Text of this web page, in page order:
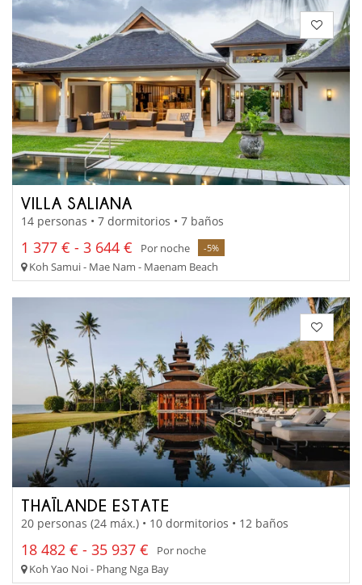
VILLA SALIANA
14 personas • 7 dormitorios • 7 baños
1 377 € - 3 644 € Por noche -5%
Koh Samui - Mae Nam - Maenam Beach
THAÏLANDE ESTATE
20 personas (24 máx.) • 10 dormitorios • 12 baños
18 482 € - 35 937 €
Por noche
Koh Yao Noi - Phang Nga Bay